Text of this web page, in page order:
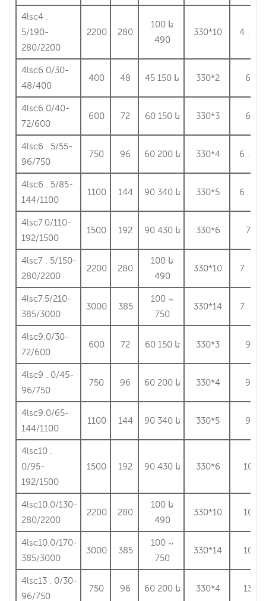
4lsc4 .
5/190-
280/2200
2200 280
100 تا
490
330*10 4 . 5
4lsc6.0/30-
48/400
400 48 45 تا 150 330*2 6
4lsc6.0/40-
72/600
600 72 60 تا 150 330*3 6
4lsc6 . 5/55-
96/750
750 96 60 تا 200 330*4 6 . 5
4lsc6 . 5/85-
144/1100
1100 144 90 تا 340 330*5 6 . 5
4lsc7.0/110-
192/1500
1500 192 90 تا 430 330*6 7
4lsc7 . 5/150-
280/2200
2200 280
100 تا
490
330*10 7 . 5
4lsc7.5/210-
385/3000
3000 385
100 ~
750
330*14 7 . 5
4lsc9.0/30-
72/600
600 72 60 تا 150 330*3 9
4lsc9 . 0/45-
96/750
750 96 60 تا 200 330*4 9
4lsc9.0/65-
144/1100
1100 144 90 تا 340 330*5 9
4lsc10 .
0/95-
192/1500
1500 192 90 تا 430 330*6 10
4lsc10.0/130-
280/2200
2200 280
100 تا
490
330*10 10
4lsc10.0/170-
385/3000
3000 385
100 ~
750
330*14 10
4lsc13 . 0/30-
96/750
750 96 60 تا 200 330*4 13